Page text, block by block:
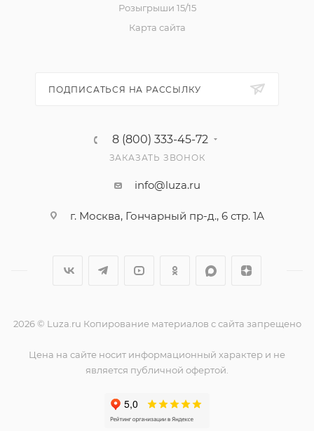
Розыгрыши 15/15
Карта сайта
ПОДПИСАТЬСЯ НА РАССЫЛКУ
8 (800) 333-45-72
ЗАКАЗАТЬ ЗВОНОК
info@luza.ru
г. Москва, Гончарный пр-д., 6 стр. 1А
2026 © Luza.ru Копирование материалов с сайта запрещено
Цена на сайте носит информационный характер и не
является публичной офертой.